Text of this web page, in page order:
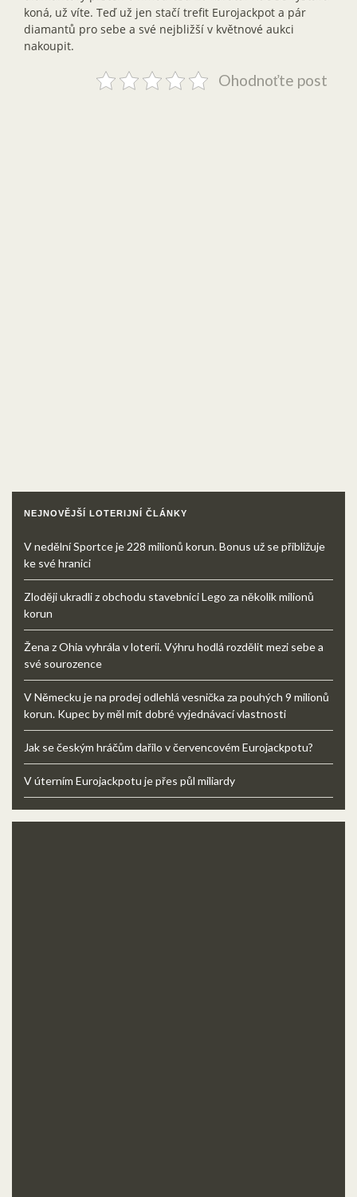
koná, už víte. Teď už jen stačí trefit Eurojackpot a pár
diamantů pro sebe a své nejbližší v květnové aukci
nakoupit.
Ohodnoťte post
NEJNOVĚJŠÍ LOTERIJNÍ ČLÁNKY
V nedělní Sportce je 228 milionů korun. Bonus už se přibližuje
ke své hranici
Zloději ukradli z obchodu stavebnici Lego za několik milionů
korun
Žena z Ohia vyhrála v loterii. Výhru hodlá rozdělit mezi sebe a
své sourozence
V Německu je na prodej odlehlá vesnička za pouhých 9 milionů
korun. Kupec by měl mít dobré vyjednávací vlastnosti
Jak se českým hráčům dařilo v červencovém Eurojackpotu?
V úterním Eurojackpotu je přes půl miliardy